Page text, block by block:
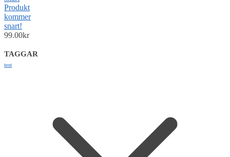
Produkt
kommer
snart!
99.00kr
TAGGAR
test